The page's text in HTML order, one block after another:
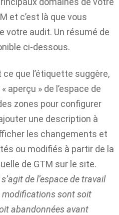
et c’est là que vous
votre audit. Un résumé de
ci-dessous.
que l’étiquette suggère,
aperçu » de l’espace de
zones pour configurer
une description à
les changements et
ou modifiés à partir de la
de GTM sur le site.
de l’espace de travail
modifications sont soit
abandonnées avant